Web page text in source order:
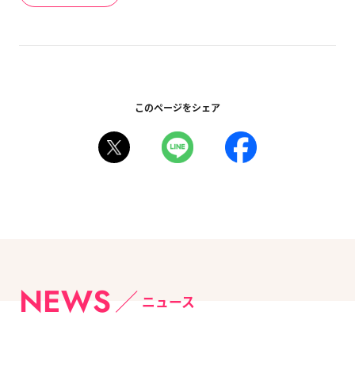
このページをシェア
NEWS ニュース